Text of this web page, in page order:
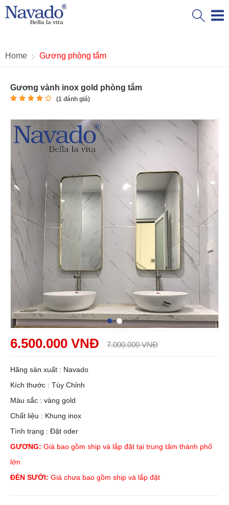
Home Gương phòng tắm
Gương vành inox gold phòng tắm
(1 đánh giá)
6.500.000 VNĐ 7.000.000 VNĐ
Hãng sản xuất : Navado
Kích thước : Tùy Chỉnh
Màu sắc : vàng gold
Chất liệu : Khung inox
Tình trạng : Đặt oder
GƯƠNG: Giá bao gồm ship và lắp đặt tại trung tâm thành phố
lớn
ĐÈN SƯỞI: Giá chưa bao gồm ship và lắp đặt